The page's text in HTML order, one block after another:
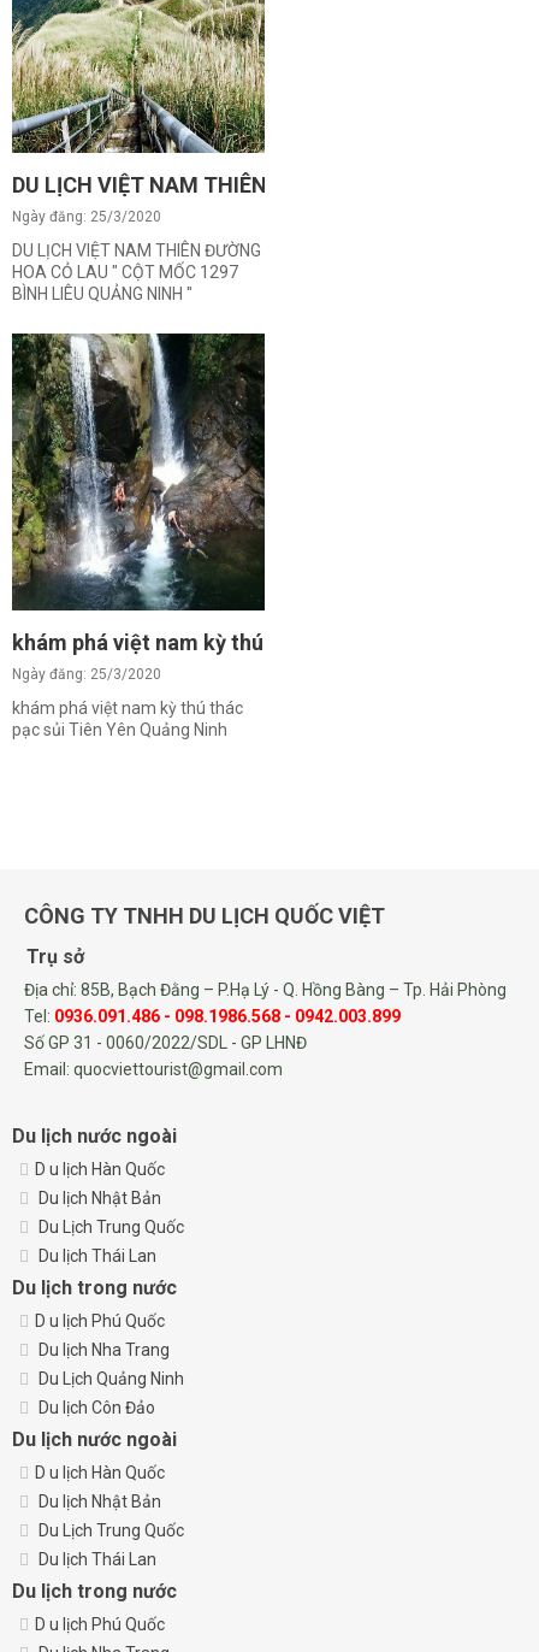
DU LỊCH VIỆT NAM THIÊN ĐƯỜNG HOA CỎ LAU "
Ngày đăng: 25/3/2020
DU LỊCH VIỆT NAM THIÊN ĐƯỜNG
HOA CỎ LAU " CỘT MỐC 1297
BÌNH LIÊU QUẢNG NINH "
khám phá việt nam kỳ thú thác pạc sủi Tiên Yên
Ngày đăng: 25/3/2020
khám phá việt nam kỳ thú thác
pạc sủi Tiên Yên Quảng Ninh
CÔNG TY TNHH DU LỊCH QUỐC VIỆT
Trụ sở
Địa chỉ: 85B, Bạch Đằng – P.Hạ Lý - Q. Hồng Bàng – Tp. Hải Phòng
Tel: 0936.091.486 - 098.1986.568 - 0942.003.899
Số GP 31 - 0060/2022/SDL - GP LHNĐ
Email: quocviettourist@gmail.com
Du lịch nước ngoài
D u lịch Hàn Quốc
Du lịch Nhật Bản
Du Lịch Trung Quốc
Du lịch Thái Lan
Du lịch trong nước
D u lịch Phú Quốc
Du lịch Nha Trang
Du Lịch Quảng Ninh
Du lịch Côn Đảo
Du lịch nước ngoài
D u lịch Hàn Quốc
Du lịch Nhật Bản
Du Lịch Trung Quốc
Du lịch Thái Lan
Du lịch trong nước
D u lịch Phú Quốc